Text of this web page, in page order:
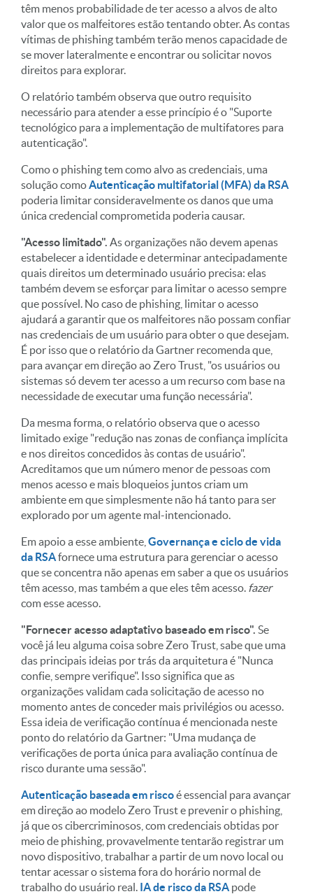
têm menos probabilidade de ter acesso a alvos de alto
valor que os malfeitores estão tentando obter. As contas
vítimas de phishing também terão menos capacidade de
se mover lateralmente e encontrar ou solicitar novos
direitos para explorar.
O relatório também observa que outro requisito
necessário para atender a esse princípio é o "Suporte
tecnológico para a implementação de multifatores para
autenticação".
Como o phishing tem como alvo as credenciais, uma
solução como Autenticação multifatorial (MFA) da RSA
poderia limitar consideravelmente os danos que uma
única credencial comprometida poderia causar.
"Acesso limitado". As organizações não devem apenas
estabelecer a identidade e determinar antecipadamente
quais direitos um determinado usuário precisa: elas
também devem se esforçar para limitar o acesso sempre
que possível. No caso de phishing, limitar o acesso
ajudará a garantir que os malfeitores não possam confiar
nas credenciais de um usuário para obter o que desejam.
É por isso que o relatório da Gartner recomenda que,
para avançar em direção ao Zero Trust, "os usuários ou
sistemas só devem ter acesso a um recurso com base na
necessidade de executar uma função necessária".
Da mesma forma, o relatório observa que o acesso
limitado exige "redução nas zonas de confiança implícita
e nos direitos concedidos às contas de usuário".
Acreditamos que um número menor de pessoas com
menos acesso e mais bloqueios juntos criam um
ambiente em que simplesmente não há tanto para ser
explorado por um agente mal-intencionado.
Em apoio a esse ambiente, Governança e ciclo de vida
da RSAfornece uma estrutura para gerenciar o acesso
que se concentra não apenas em saber a que os usuários
têm acesso, mas também a que eles têm acesso. fazer
com esse acesso.
"Fornecer acesso adaptativo baseado em risco". Se
você já leu alguma coisa sobre Zero Trust, sabe que uma
das principais ideias por trás da arquitetura é "Nunca
confie, sempre verifique". Isso significa que as
organizações validam cada solicitação de acesso no
momento antes de conceder mais privilégios ou acesso.
Essa ideia de verificação contínua é mencionada neste
ponto do relatório da Gartner: "Uma mudança de
verificações de porta única para avaliação contínua de
risco durante uma sessão".
Autenticação baseada em riscoé essencial para avançar
em direção ao modelo Zero Trust e prevenir o phishing,
já que os cibercriminosos, com credenciais obtidas por
meio de phishing, provavelmente tentarão registrar um
novo dispositivo, trabalhar a partir de um novo local ou
tentar acessar o sistema fora do horário normal de
trabalho do usuário real. IA de risco da RSA pode